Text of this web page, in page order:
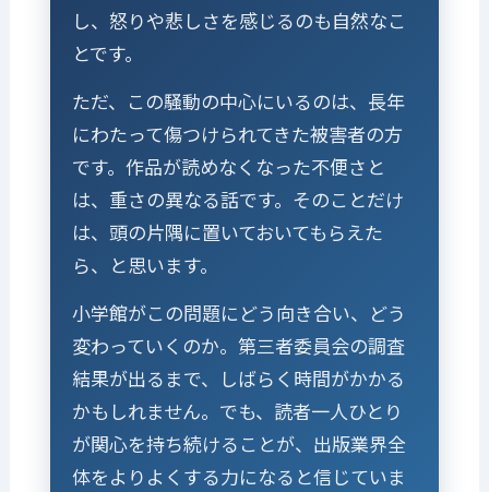
し、怒りや悲しさを感じるのも自然なこ
とです。
ただ、この騒動の中心にいるのは、長年
にわたって傷つけられてきた被害者の方
です。作品が読めなくなった不便さと
は、重さの異なる話です。そのことだけ
は、頭の片隅に置いておいてもらえた
ら、と思います。
小学館がこの問題にどう向き合い、どう
変わっていくのか。第三者委員会の調査
結果が出るまで、しばらく時間がかかる
かもしれません。でも、読者一人ひとり
が関心を持ち続けることが、出版業界全
体をよりよくする力になると信じていま